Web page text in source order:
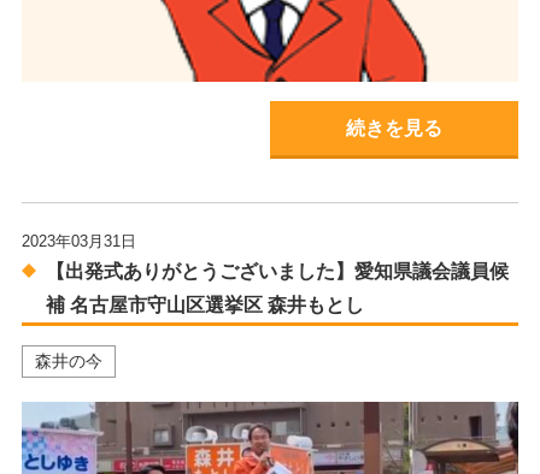
続きを見る
2023年03月31日
【出発式ありがとうございました】愛知県議会議員候
補 名古屋市守山区選挙区 森井もとし
森井の今